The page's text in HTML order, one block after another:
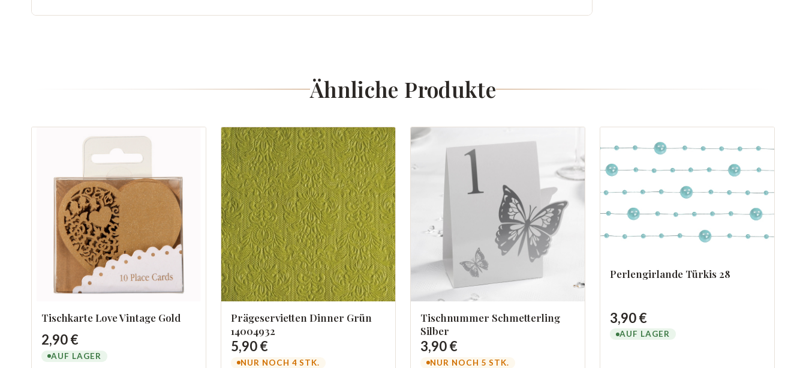
Ähnliche Produkte
Tischkarte Love Vintage Gold
2,90 €
AUF LAGER
Prägeservietten Dinner Grün
14004932
5,90 €
NUR NOCH 4 STK.
Tischnummer Schmetterling
Silber
3,90 €
NUR NOCH 5 STK.
Perlengirlande Türkis 28
3,90 €
AUF LAGER